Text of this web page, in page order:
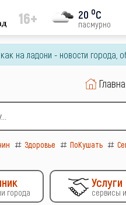
16+ 20 oC
пасмурно
на ладони - новости города,
Здоровье ПоКушать
города
Услуги
сервисы